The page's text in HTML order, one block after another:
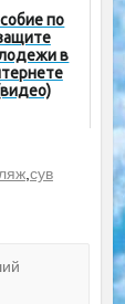
по
в
, сув